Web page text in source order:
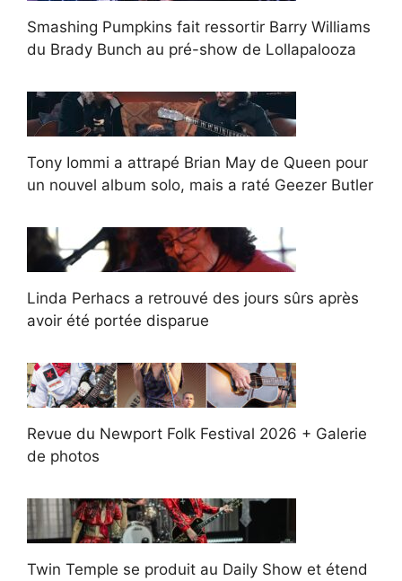
Smashing Pumpkins fait ressortir Barry Williams
du Brady Bunch au pré-show de Lollapalooza
Tony Iommi a attrapé Brian May de Queen pour
un nouvel album solo, mais a raté Geezer Butler
Linda Perhacs a retrouvé des jours sûrs après
avoir été portée disparue
Revue du Newport Folk Festival 2026 + Galerie
de photos
Twin Temple se produit au Daily Show et étend